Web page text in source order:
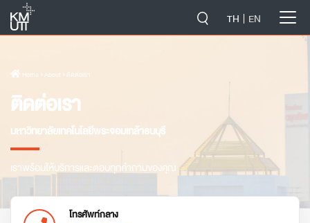
TH EN
Home › About › ติดต่อเรา
ติดต่อเรา
มหาวิทยาลัยเทคโนโลยีพระจอมเกล้าธนบุรี
เราพร้อมให้บริการและตอบทุกคำถามของคุณ
โทรศัพท์กลาง